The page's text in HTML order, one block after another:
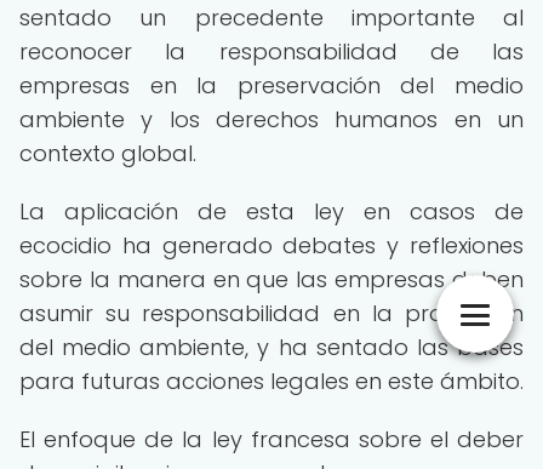
sentado un precedente importante al
reconocer la responsabilidad de las
empresas en la preservación del medio
ambiente y los derechos humanos en un
contexto global.
La aplicación de esta ley en casos de
ecocidio ha generado debates y reflexiones
sobre la manera en que las empresas deben
asumir su responsabilidad en la protección
del medio ambiente, y ha sentado las bases
para futuras acciones legales en este ámbito.
El enfoque de la ley francesa sobre el deber